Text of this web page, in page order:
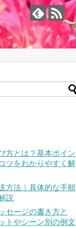
方とは？基本ポイン
ツをわかりやすく解
方法｜具体的な手順
説
セージの書き方と
トやシーン別の例文